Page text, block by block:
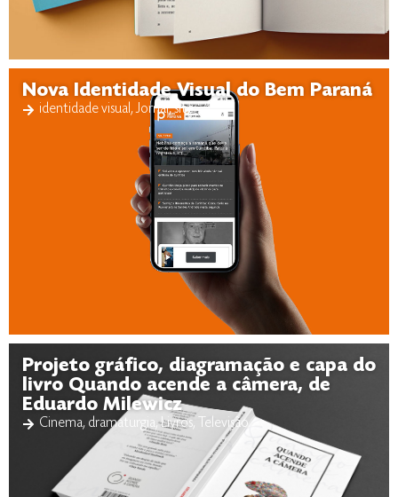
Nova Identidade Visual do Bem Paraná
identidade visual ,Jornal,site
Projeto gráfico, diagramação e capa do
livro Quando acende a câmera, de
Eduardo Milewicz
Cinema, dramaturgia,Livros, Televisão